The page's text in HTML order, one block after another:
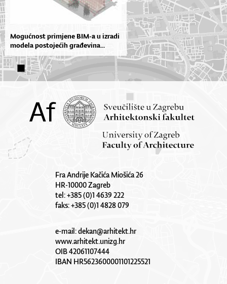
Mogućnost primjene BIM-a u izradi
modela postojećih građevina...
Fra Andrije Kačića Miošića 26
HR-10000 Zagreb
tel: +385 (0)1 4639 222
faks: +385 (0)1 4828 079
e-mail:dekan@arhitekt.hr
www.arhitekt.unizg.hr
OIB 42061107444
IBAN HR5623600001101225521